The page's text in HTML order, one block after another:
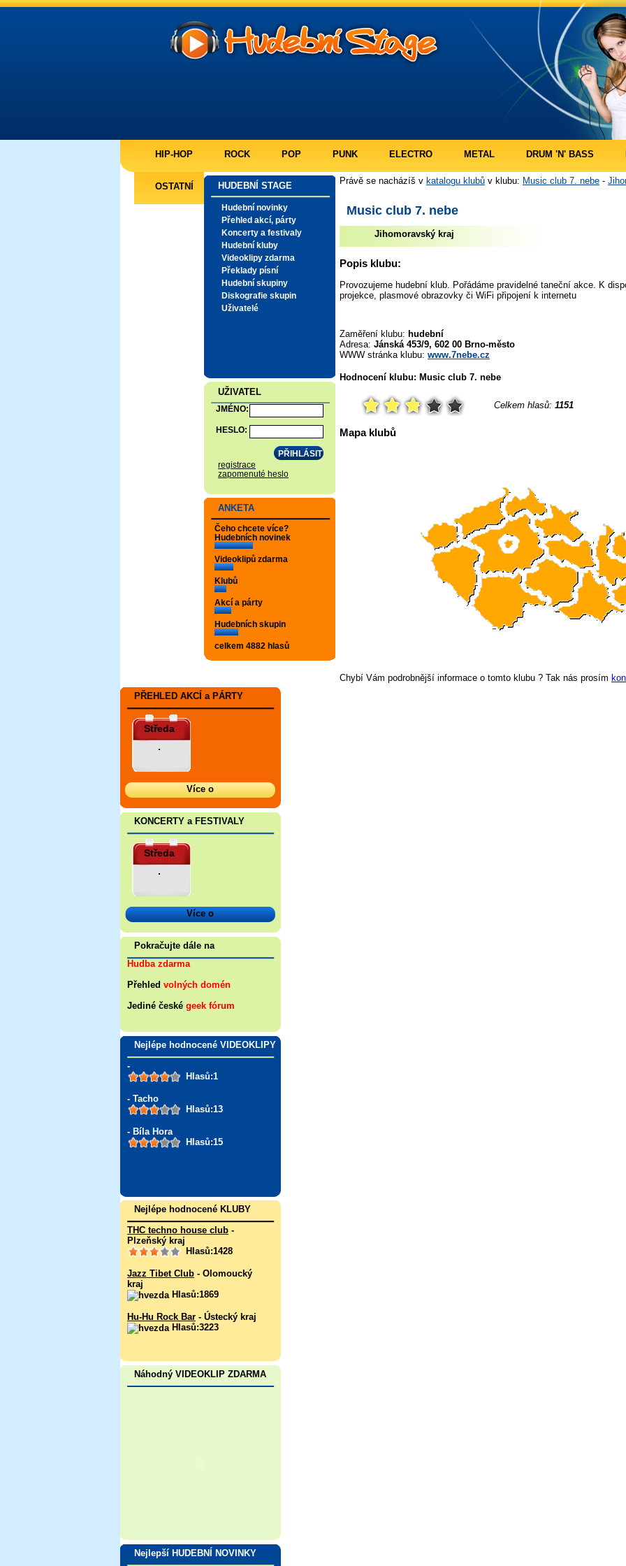
HIP-HOP ROCK POP PUNK ELECTRO METAL DRUM 'N' BASS
OSTATNÍ HUDEBNÍ STAGE
Hudební novinky
Přehled akcí, párty
Koncerty a festivaly
Hudební kluby
Videoklipy zdarma
Překlady písní
Hudební skupiny
Diskografie skupin
Uživatelé
UŽIVATEL
JMÉNO:
HESLO:
registrace
zapomenuté heslo
ANKETA
Čeho chcete více?
Hudebních novinek
Videoklipů zdarma
Klubů
Akcí a párty
Hudebních skupin
celkem 4882 hlasů
Právě se nacházíš v katalogu klubů v klubu: Music club 7. nebe -
Music club 7. nebe
Jihomoravský kraj
Popis klubu:
Provozujeme hudební klub. Pořádáme pravidelné taneční akce. K
projekce, plasmové obrazovky či WiFi připojení k internetu
Zaměření klubu: hudební
Adresa: Jánská 453/9, 602 00 Brno-město
WWW stránka klubu: www.7nebe.cz
Hodnocení klubu: Music club 7. nebe
Celkem hlasů: 1151
Mapa klubů
Chybí Vám podrobnější informace o tomto klubu ? Tak nás prosím
PŘEHLED AKCÍ a PÁRTY
Středa
.
Více o
KONCERTY a FESTIVALY
Středa
.
Více o
Pokračujte dále na
Hudba zdarma
Přehled volných domén
Jediné české geek fórum
Nejlépe hodnocené VIDEOKLIPY
-
Hlasů:1
- Tacho
Hlasů:13
- Bíla Hora
Hlasů:15
Nejlépe hodnocené KLUBY
THC techno house club -
Plzeňský kraj
Hlasů:1428
Jazz Tibet Club - Olomoucký
kraj
Hlasů:1869
Hu-Hu Rock Bar - Ústecký kraj
Hlasů:3223
Náhodný VIDEOKLIP ZDARMA
Nejlepší HUDEBNÍ NOVINKY